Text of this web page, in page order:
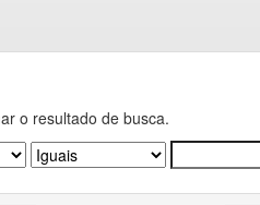
o resultado de busca.